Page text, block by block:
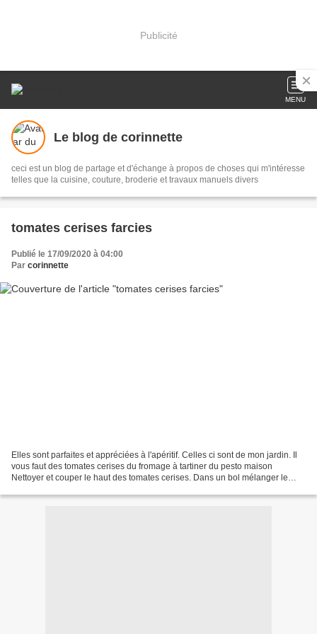
Publicité
MENU
Le blog de corinnette
ceci est un blog de partage et d'échange à propos de choses qui m'intéresse
telles que la cuisine, couture, broderie et travaux manuels divers
tomates cerises farcies
Publié le 17/09/2020 à 04:00
Par corinnette
Elles sont parfaites et appréciées à l'apéritif. Celles ci sont de mon jardin. Il
vous faut des tomates cerises du fromage à tartiner du pesto maison
Nettoyer et couper le haut des tomates cerises. Dans un bol mélanger le